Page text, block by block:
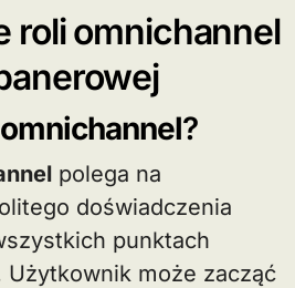
roli omnichannel
omnichannel?
polega na
doświadczenia
punktach
Użytkownik może zacząć